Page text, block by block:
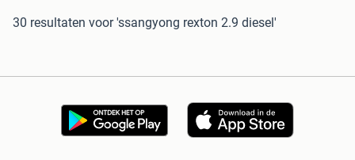
30 resultaten voor 'ssangyong rexton 2.9 diesel'